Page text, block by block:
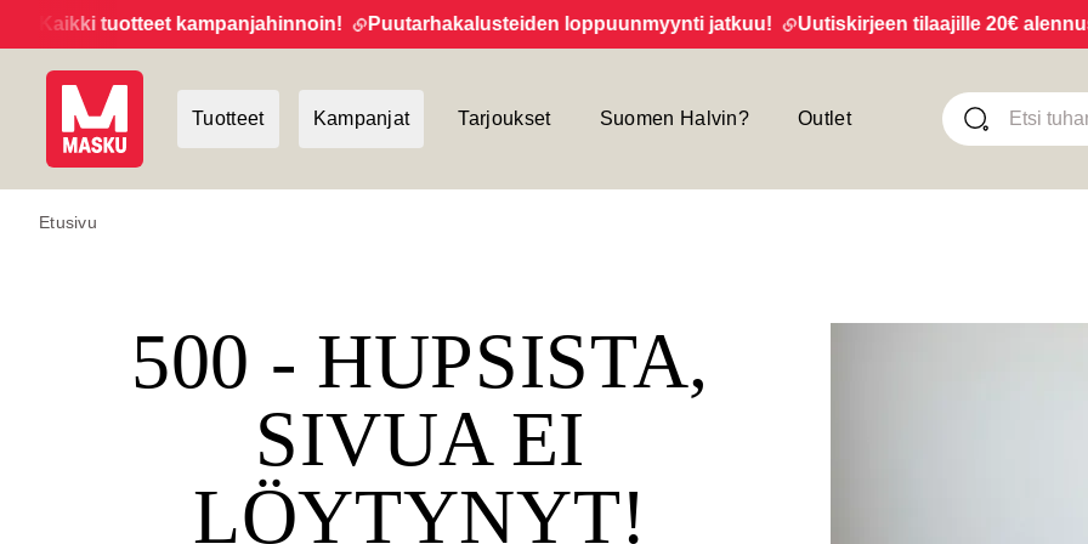
tuotteet kampanjahinnoin! Puutarhakalusteiden loppuunmyynti jatkuu! Uutiskirjeen tilaajille 20€ alennus
Tuotteet Kampanjat Tarjoukset Suomen Halvin? Outlet
Etusivu
500 - HUPSISTA,
SIVUA EI
LÖYTYNYT!